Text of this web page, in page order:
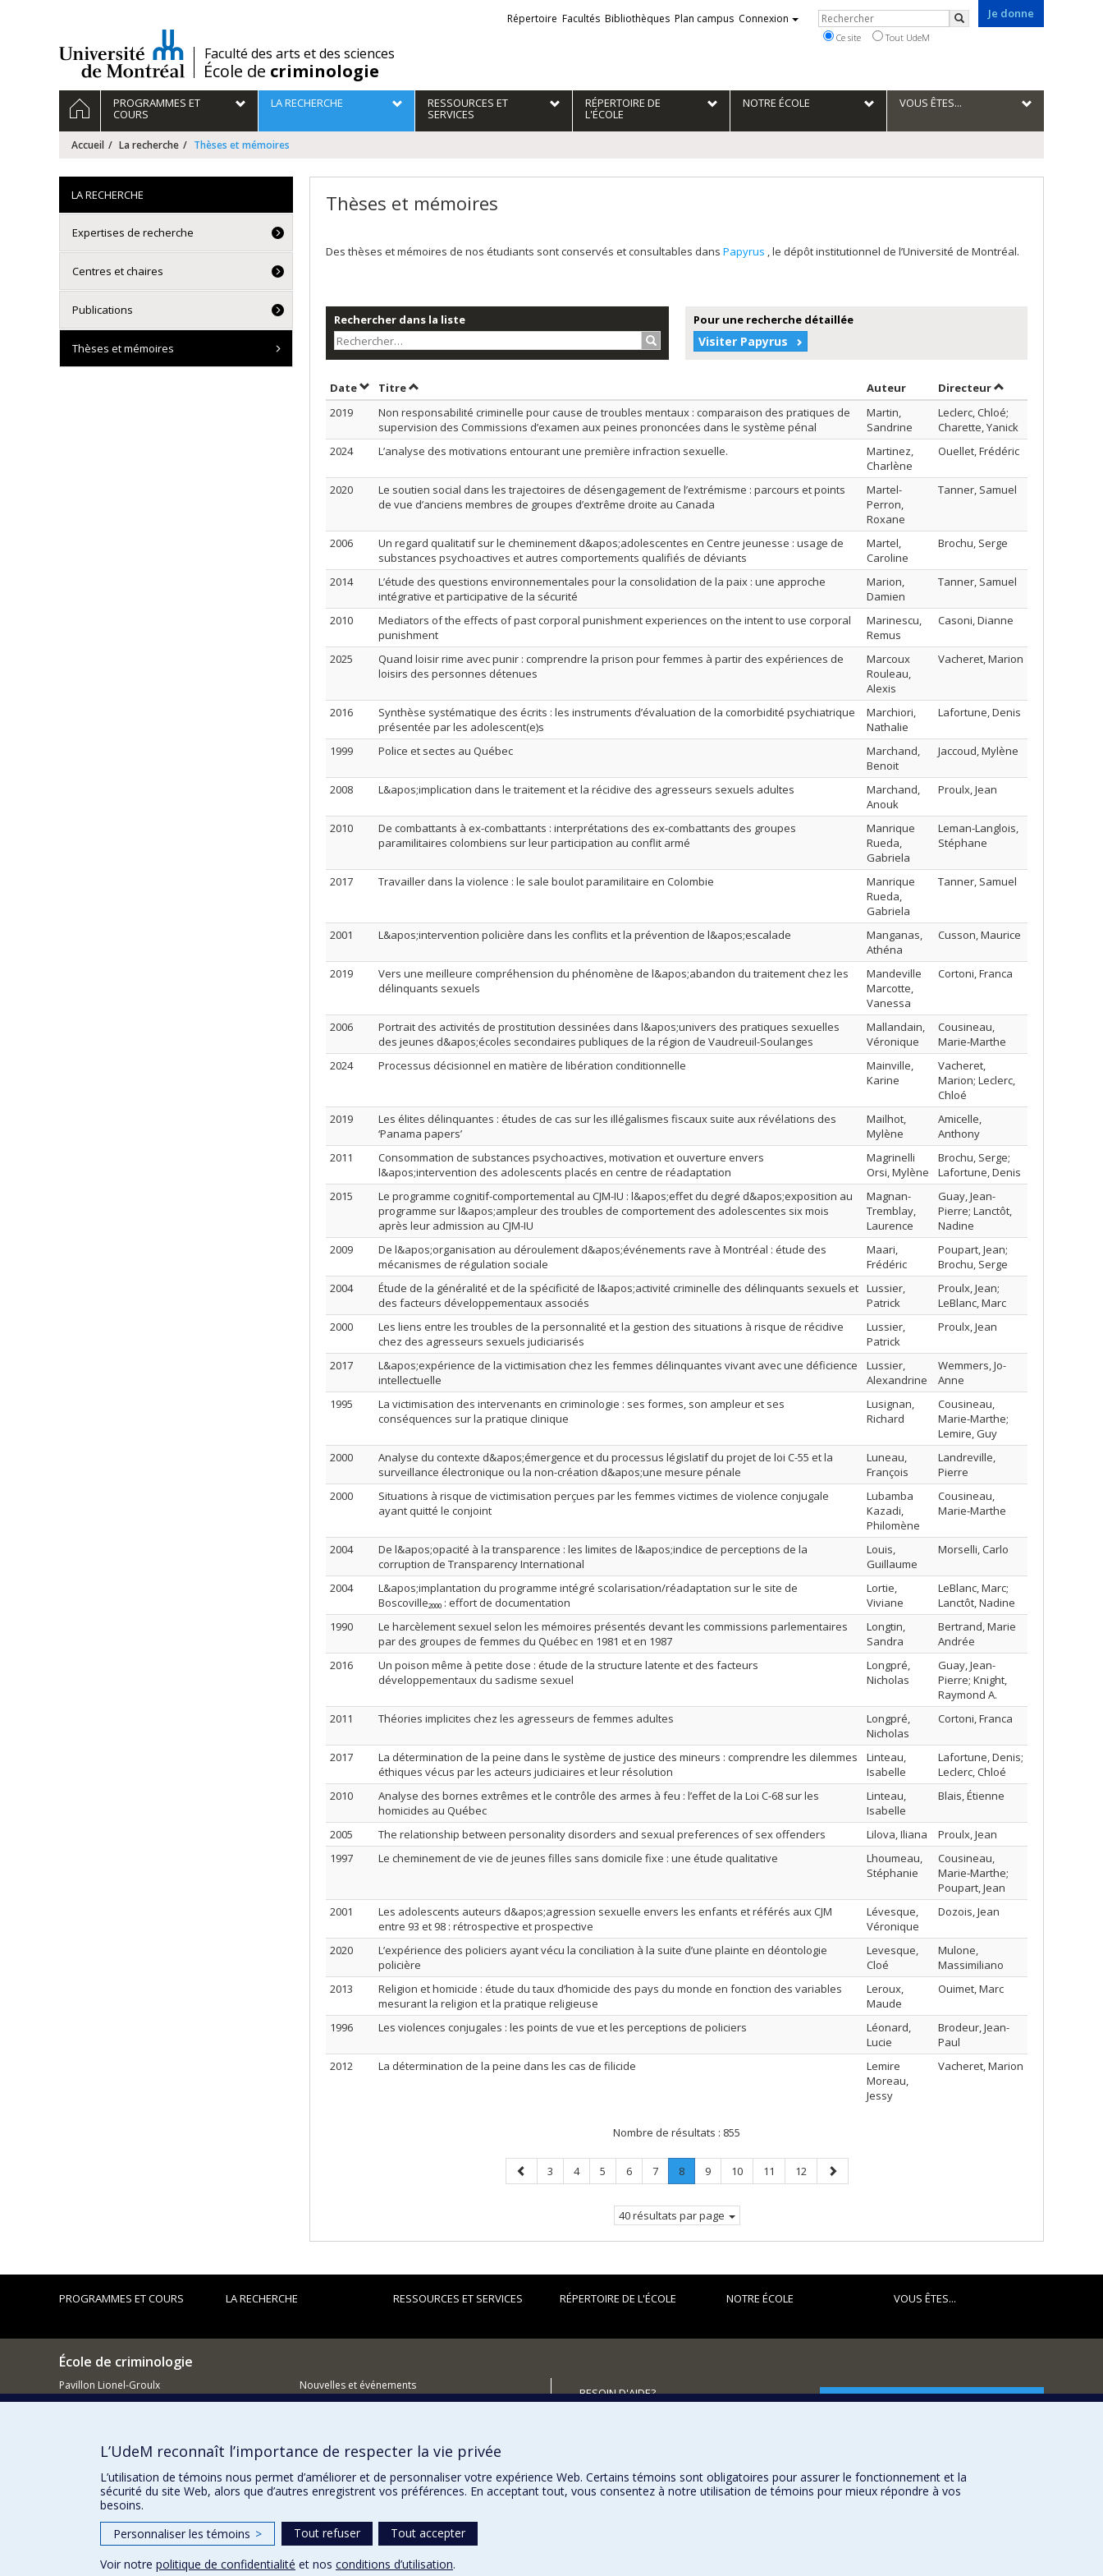
/Faculté des arts et des sciences
École de criminologie
Je donne
Liens
externes
Répertoire Facultés Bibliothèques Plan campus Connexion Rechercher
Rechercher
Ce site Tout UdeM
Navigation
principale
ACCUEILPROGRAMMES ET
COURS
LA RECHERCHE RESSOURCES ET
SERVICES
RÉPERTOIRE DE
L'ÉCOLE
NOTRE ÉCOLE VOUS ÊTES...
Accueil La recherche Thèses et mémoires
Thèses et mémoires
Des thèses et mémoires de nos étudiants sont conservés et consultables dans Papyrus , le dépôt institutionnel de l’Université de Montréal.
Rechercher dans la liste
Rechercher…
Pour une recherche détaillée
Visiter Papyrus
DateTrier par date en ordre décroissant
TitreTrier par titre en ordre décroissant Auteur Trier par auteur en ordre
Directeurpar contributeur
2019
Non responsabilité criminelle pour cause de troubles mentaux : comparaison des pratiques de
supervision des Commissions d’examen aux peines prononcées dans le système pénal
Martin,
Sandrine
Leclerc, Chloé;
Charette, Yanick
2024
L’analyse des motivations entourant une première infraction sexuelle.
Martinez,
Charlène
Ouellet, Frédéric
2020
Le soutien social dans les trajectoires de désengagement de l’extrémisme : parcours et points
de vue d’anciens membres de groupes d’extrême droite au Canada
Martel-
Perron,
Roxane
Tanner, Samuel
2006
Un regard qualitatif sur le cheminement d&apos;adolescentes en Centre jeunesse : usage de
substances psychoactives et autres comportements qualifiés de déviants
Martel,
Caroline
Brochu, Serge
2014
L’étude des questions environnementales pour la consolidation de la paix : une approche
intégrative et participative de la sécurité
Marion,
Damien
Tanner, Samuel
2010
Mediators of the effects of past corporal punishment experiences on the intent to use corporal
punishment
Marinescu,
Remus
Casoni, Dianne
2025
Quand loisir rime avec punir : comprendre la prison pour femmes à partir des expériences de
loisirs des personnes détenues
Marcoux
Rouleau,
Alexis
Vacheret, Marion
2016
Synthèse systématique des écrits : les instruments d’évaluation de la comorbidité psychiatrique
présentée par les adolescent(e)s
Marchiori,
Nathalie
Lafortune, Denis
1999 Police et sectes au Québec
Marchand,
Benoit
Jaccoud, Mylène
2008 L&apos;implication dans le traitement et la récidive des agresseurs sexuels adultes
Marchand,
Anouk
Proulx, Jean
2010
De combattants à ex-combattants : interprétations des ex-combattants des groupes
paramilitaires colombiens sur leur participation au conflit armé
Manrique
Rueda,
Gabriela
Leman-Langlois,
Stéphane
2017 Travailler dans la violence : le sale boulot paramilitaire en Colombie
Manrique
Rueda,
Gabriela
Tanner, Samuel
2001 L&apos;intervention policière dans les conflits et la prévention de l&apos;escalade
Manganas,
Athéna
Cusson, Maurice
2019
Vers une meilleure compréhension du phénomène de l&apos;abandon du traitement chez les
délinquants sexuels
Mandeville
Marcotte,
Vanessa
Cortoni, Franca
2006
Portrait des activités de prostitution dessinées dans l&apos;univers des pratiques sexuelles
des jeunes d&apos;écoles secondaires publiques de la région de Vaudreuil-Soulanges
Mallandain,
Véronique
Cousineau,
Marie-Marthe
2024
Processus décisionnel en matière de libération conditionnelle
Mainville,
Karine
Vacheret,
Marion; Leclerc,
Chloé
2019
Les élites délinquantes : études de cas sur les illégalismes fiscaux suite aux révélations des
‘Panama papers’
Mailhot,
Mylène
Amicelle,
Anthony
2011
Consommation de substances psychoactives, motivation et ouverture envers
l&apos;intervention des adolescents placés en centre de réadaptation
Magrinelli
Orsi, Mylène
Brochu, Serge;
Lafortune, Denis
2015
Le programme cognitif-comportemental au CJM-IU : l&apos;effet du degré d&apos;exposition au
programme sur l&apos;ampleur des troubles de comportement des adolescentes six mois
après leur admission au CJM-IU
Magnan-
Tremblay,
Laurence
Guay, Jean-
Pierre; Lanctôt,
Nadine
2009
De l&apos;organisation au déroulement d&apos;événements rave à Montréal : étude des
mécanismes de régulation sociale
Maari,
Frédéric
Poupart, Jean;
Brochu, Serge
2004
Étude de la généralité et de la spécificité de l&apos;activité criminelle des délinquants sexuels et
des facteurs développementaux associés
Lussier,
Patrick
Proulx, Jean;
LeBlanc, Marc
2000
Les liens entre les troubles de la personnalité et la gestion des situations à risque de récidive
chez des agresseurs sexuels judiciarisés
Lussier,
Patrick
Proulx, Jean
2017
L&apos;expérience de la victimisation chez les femmes délinquantes vivant avec une déficience
intellectuelle
Lussier,
Alexandrine
Wemmers, Jo-
Anne
1995
La victimisation des intervenants en criminologie : ses formes, son ampleur et ses
conséquences sur la pratique clinique
Lusignan,
Richard
Cousineau,
Marie-Marthe;
Lemire, Guy
2000
Analyse du contexte d&apos;émergence et du processus législatif du projet de loi C-55 et la
surveillance électronique ou la non-création d&apos;une mesure pénale
Luneau,
François
Landreville,
Pierre
2000
Situations à risque de victimisation perçues par les femmes victimes de violence conjugale
ayant quitté le conjoint
Lubamba
Kazadi,
Philomène
Cousineau,
Marie-Marthe
2004
De l&apos;opacité à la transparence : les limites de l&apos;indice de perceptions de la
corruption de Transparency International
Louis,
Guillaume
Morselli, Carlo
2004
L&apos;implantation du programme intégré scolarisation/réadaptation sur le site de
Boscoville₂₀₀₀ : effort de documentation
Lortie,
Viviane
LeBlanc, Marc;
Lanctôt, Nadine
1990
Le harcèlement sexuel selon les mémoires présentés devant les commissions parlementaires
par des groupes de femmes du Québec en 1981 et en 1987
Longtin,
Sandra
Bertrand, Marie
Andrée
2016
Un poison même à petite dose : étude de la structure latente et des facteurs
développementaux du sadisme sexuel
Longpré,
Nicholas
Guay, Jean-
Pierre; Knight,
Raymond A.
2011
Théories implicites chez les agresseurs de femmes adultes
Longpré,
Nicholas
Cortoni, Franca
2017
La détermination de la peine dans le système de justice des mineurs : comprendre les dilemmes
éthiques vécus par les acteurs judiciaires et leur résolution
Linteau,
Isabelle
Lafortune, Denis;
Leclerc, Chloé
2010
Analyse des bornes extrêmes et le contrôle des armes à feu : l’effet de la Loi C-68 sur les
homicides au Québec
Linteau,
Isabelle
Blais, Étienne
2005 The relationship between personality disorders and sexual preferences of sex offenders Lilova, Iliana
Proulx, Jean
1997
Le cheminement de vie de jeunes filles sans domicile fixe : une étude qualitative
Lhoumeau,
Stéphanie
Cousineau,
Marie-Marthe;
Poupart, Jean
2001
Les adolescents auteurs d&apos;agression sexuelle envers les enfants et référés aux CJM
entre 93 et 98 : rétrospective et prospective
Lévesque,
Véronique
Dozois, Jean
2020
L’expérience des policiers ayant vécu la conciliation à la suite d’une plainte en déontologie
policière
Levesque,
Cloé
Mulone,
Massimiliano
2013
Religion et homicide : étude du taux d’homicide des pays du monde en fonction des variables
mesurant la religion et la pratique religieuse
Leroux,
Maude
Ouimet, Marc
1996 Les violences conjugales : les points de vue et les perceptions de policiers
Léonard,
Lucie
Brodeur, Jean-
Paul
2012
La détermination de la peine dans les cas de filicide
Lemire
Moreau,
Jessy
Vacheret, Marion
Nombre de résultats : 855
Page
précédente
Page
3 Page
4 Page
5 Page
6 Page
7 Page
8.
Page
Page
9 Page
10 Page
11 Page
12
Page
suivante
40 résultats par page
LA RECHERCHE
Expertises de recherche
Centres et chaires
Publications
Thèses et mémoires
PROGRAMMES ET COURS LA RECHERCHE RESSOURCES ET SERVICES RÉPERTOIRE DE L'ÉCOLE NOTRE ÉCOLE VOUS ÊTES...
École de criminologie
Pavillon Lionel-Groulx
3150, rue Jean-Brillant
514 343-6111, poste 40894
Nouvelles et événements
BESOIN D'AIDE?
FACULTÉ DES ARTS ET DES SCIENCES
Nos programmes et cours
Confidentialité Conditions d’utilisation Paramètres des témoins
L’UdeM reconnaît l’importance de respecter la vie privée
L’utilisation de témoins nous permet d’améliorer et de personnaliser votre expérience Web. Certains témoins sont obligatoires pour assurer le fonctionnement et la
sécurité du site Web, alors que d’autres enregistrent vos préférences. En acceptant tout, vous consentez à notre utilisation de témoins pour mieux répondre à vos
besoins.
Personnaliser les témoins > Tout refuser
Tout accepter
Voir notre politique de confidentialité et nos conditions d’utilisation.